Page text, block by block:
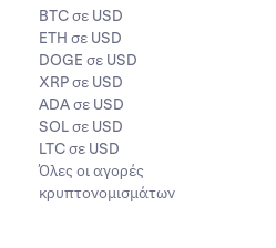
BTC σε USD
ETH σε USD
DOGE σε USD
XRP σε USD
ADA σε USD
SOL σε USD
LTC σε USD
Όλες οι αγορές
κρυπτονομισμάτων